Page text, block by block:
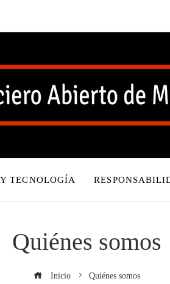
TECNOLOGÍA
Quiénes somos
Inicio Quiénes somos